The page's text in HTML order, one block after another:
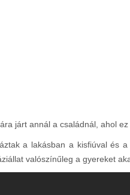
járt annál a családnál, ahol
a lakásban a kisfiúval és
valószínűleg a gyereket